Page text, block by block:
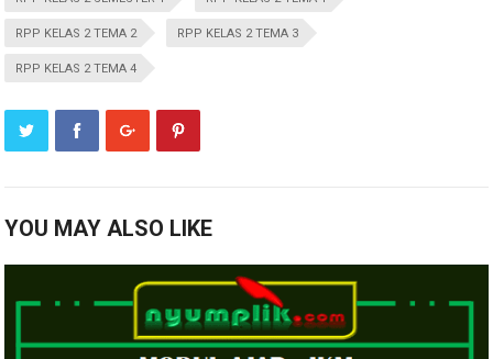
RPP KELAS 2 TEMA 2 RPP KELAS 2 TEMA 3
RPP KELAS 2 TEMA 4
YOU MAY ALSO LIKE